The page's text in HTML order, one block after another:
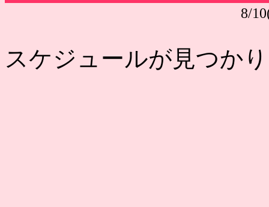
8/
スケジュールが見つか